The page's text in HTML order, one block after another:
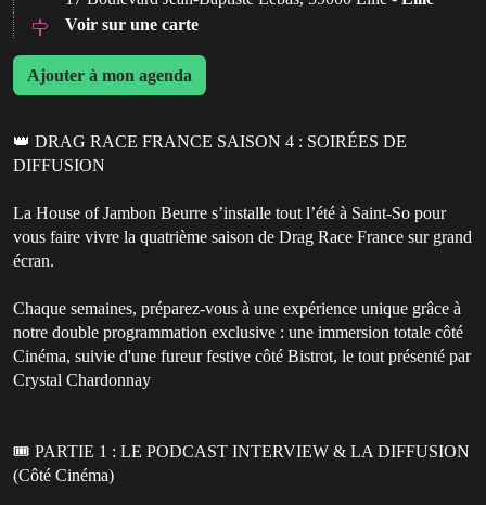
Voir sur une carte
Ajouter à mon agenda
👑 DRAG RACE FRANCE SAISON 4 : SOIRÉES DE
DIFFUSION
La House of Jambon Beurre s’installe tout l’été à Saint-So pour
vous faire vivre la quatrième saison de Drag Race France sur grand
écran.
Chaque semaines, préparez-vous à une expérience unique grâce à
notre double programmation exclusive : une immersion totale côté
Cinéma, suivie d'une fureur festive côté Bistrot, le tout présenté par
Crystal Chardonnay
🎟️ PARTIE 1 : LE PODCAST INTERVIEW & LA DIFFUSION
(Côté Cinéma)